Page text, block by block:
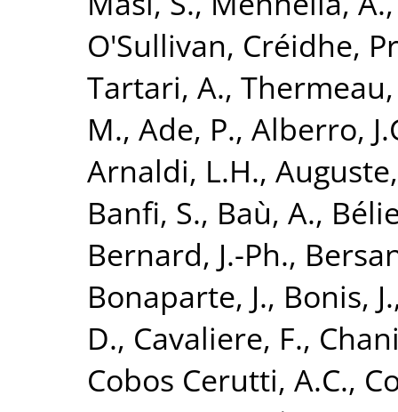
O'Sullivan, Créidhe,
Tartari, A., Thermeau,
M., Ade, P., Alberro,
Arnaldi, L.H.,
Banfi, S., Baù, A.,
Bernard, J.-Ph.,
Bonaparte, J., Bonis, J.
D., Cavaliere, F.,
Cobos Cerutti, A.C.,